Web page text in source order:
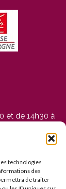
technologies
des
de traiter
et de 14h30 à